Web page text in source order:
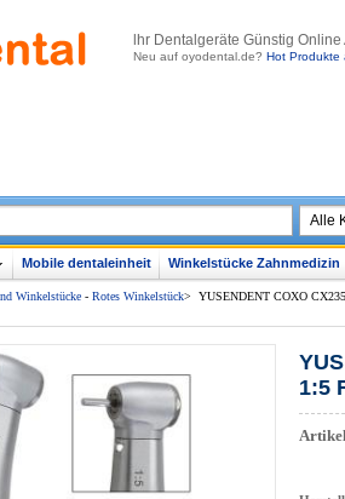
lhr Dentalgeräte Günstig
Neu auf oyodental.de? Hot Produkte
Mobile dentaleinheit Winkelstücke Zahnmedizin
Winkelstücke - Rotes Winkelstück> YUSENDENT COXO
1:5